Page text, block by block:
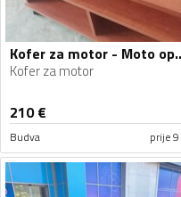
Kofer za
Kofer za motor
210€
Budva prije